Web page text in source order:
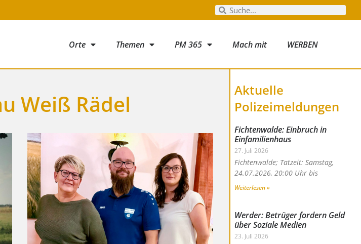
Orte Themen PM 365 Mach mit WERBEN
Weiß Rädel
Aktuelle
Polizeimeldungen
Fichtenwalde: Einbruch in
Einfamilienhaus
27. Juli 2026
Fichtenwalde; Tatzeit: Samstag,
24.07.2026, 20:00 Uhr bis
Weiterlesen »
Werder: Betrüger fordern Geld
über Soziale Medien
23. Juli 2026